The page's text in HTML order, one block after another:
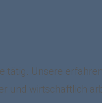
tätig. Unsere
und wirtschaftlich